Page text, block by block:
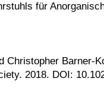
für
Christopher Barner-
2018. DOI: